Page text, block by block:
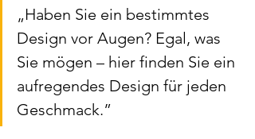
„Haben Sie ein bestimmtes
Design vor Augen? Egal, was
Sie mögen – hier finden Sie ein
aufregendes Design für jeden
Geschmack.”